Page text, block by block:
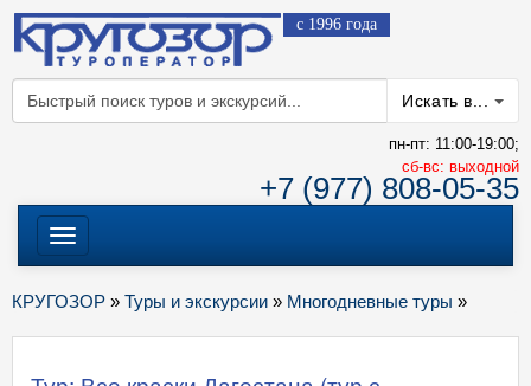
с 1996 года
Искать в...
пн-пт: 11:00-19:00;
cб-вс: выходной
+7 (977) 808-05-35
Меню
КРУГОЗОР » Туры и экскурсии » Многодневные туры »